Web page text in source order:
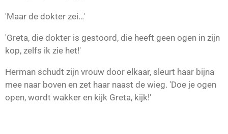
'Maar de dokter zei…'
'Greta, die dokter is gestoord, die heeft geen ogen in zijn
kop, zelfs ik zie het!'
Herman schudt zijn vrouw door elkaar, sleurt haar bijna
mee naar boven en zet haar naast de wieg. 'Doe je ogen
open, wordt wakker en kijk Greta, kijk!'